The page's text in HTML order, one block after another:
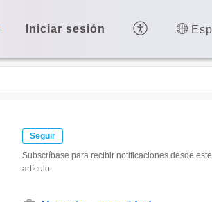
Iniciar sesión
Seguir
Subscríbase para recibir notificaciones desde este
artículo.